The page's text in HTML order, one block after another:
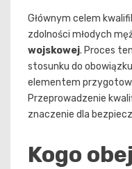
Głównym celem
zdolności młodych
wojskowej. Proces
stosunku do
elementem
Przeprowadzenie
znaczenie dla
Kogo